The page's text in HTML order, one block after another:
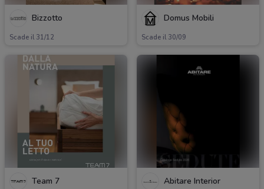
Bizzotto
Scade il 31/12
Domus Mobili
Scade il 30/09
Team 7 Abitare Interior